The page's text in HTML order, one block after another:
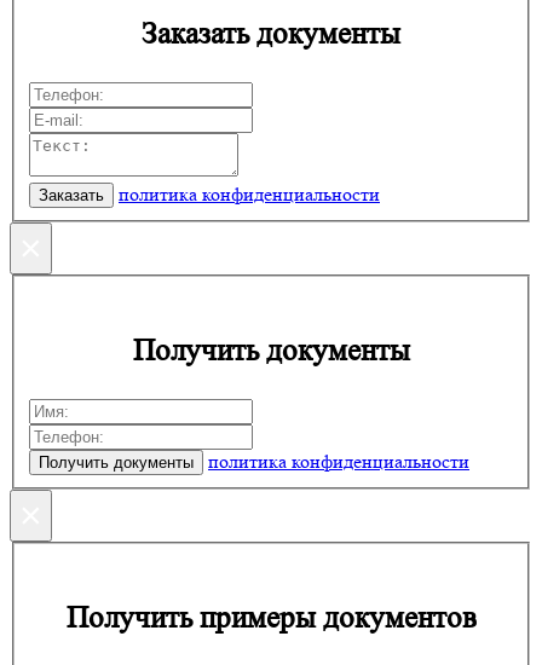
Заказать документы
политика конфиденциальности
Получить документы
политика конфиденциальности
Получить примеры документов